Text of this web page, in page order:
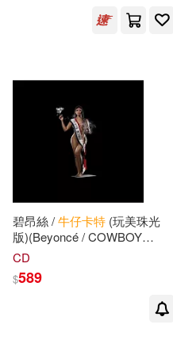
Warner Classics(1)
可超商取貨(4)
可新加坡店取(2)
碧昂絲 /牛仔卡特 (玩美珠光
版)(Beyoncé / COWBOY
CARTER (Bead Face ver.))
CD
$589